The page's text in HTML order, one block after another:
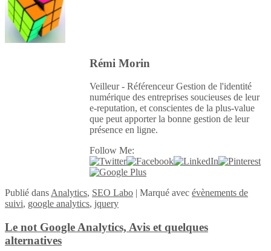
Rémi Morin
Veilleur - Référenceur Gestion de l'identité
numérique des entreprises soucieuses de leur
e-reputation, et conscientes de la plus-value
que peut apporter la bonne gestion de leur
présence en ligne.
Follow Me:
Publié dans Analytics, SEO Labo | Marqué avec évènements de
suivi, google analytics, jquery
Le not Google Analytics, Avis et quelques
alternatives